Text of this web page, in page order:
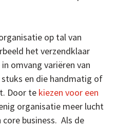
op tal van
het verzendklaar
omvang variëren van
en die handmatig of
Door te kiezen voor een
organisatie meer lucht
business. Als de